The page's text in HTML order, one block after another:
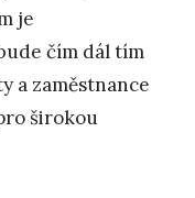
je
čím dál tím
a zaměstnance
širokou